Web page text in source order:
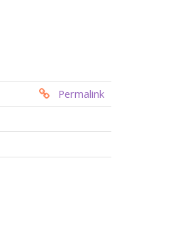
Permalink